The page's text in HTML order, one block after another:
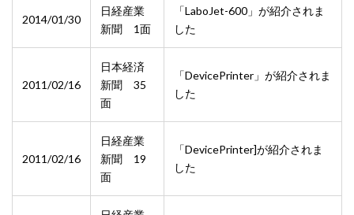
2014/01/30
日経産業
新聞 1面
「LaboJet-600」が紹介されま
した
2011/02/16
日本経済
新聞 35
面
「DevicePrinter」が紹介されま
した
2011/02/16
日経産業
新聞 19
面
「DevicePrinter]が紹介されま
した